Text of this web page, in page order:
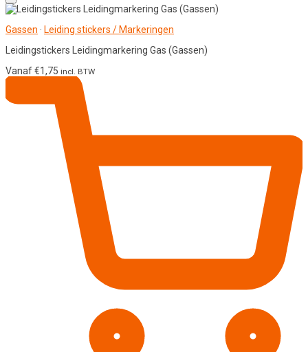
Gassen · Leiding stickers / Markeringen
Leidingstickers Leidingmarkering Gas (Gassen)
Vanaf€1,75 incl. BTW